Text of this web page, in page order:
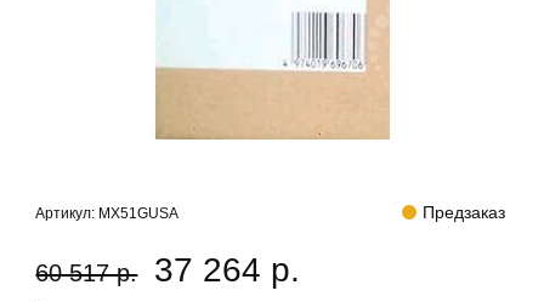
Артикул: MX51GUSA Предзаказ
60 517 р. 37 264 р.